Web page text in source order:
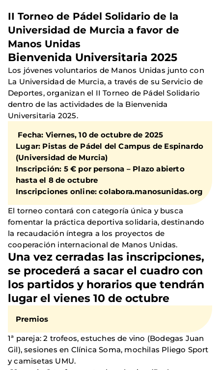
II Torneo de Pádel Solidario de la
Universidad de Murcia a favor de
Manos Unidas
Bienvenida Universitaria 2025
Los jóvenes voluntarios de Manos Unidas junto con
La Universidad de Murcia, a través de su Servicio de
Deportes, organizan el II Torneo de Pádel Solidario
dentro de las actividades de la Bienvenida
Universitaria 2025.
Fecha: Viernes, 10 de octubre de 2025
Lugar: Pistas de Pádel del Campus de Espinardo
(Universidad de Murcia)
Inscripción: 5 € por persona – Plazo abierto
hasta el 8 de octubre
Inscripciones online: colabora.manosunidas.org
El torneo contará con categoría única y busca
fomentar la práctica deportiva solidaria, destinando
la recaudación íntegra a los proyectos de
cooperación internacional de Manos Unidas.
Una vez cerradas las inscripciones,
se procederá a sacar el cuadro con
los partidos y horarios que tendrán
lugar el vienes 10 de octubre
Premios
1ª pareja: 2 trofeos, estuches de vino (Bodegas Juan
Gil), sesiones en Clínica Soma, mochilas Pliego Sport
y camisetas UMU.